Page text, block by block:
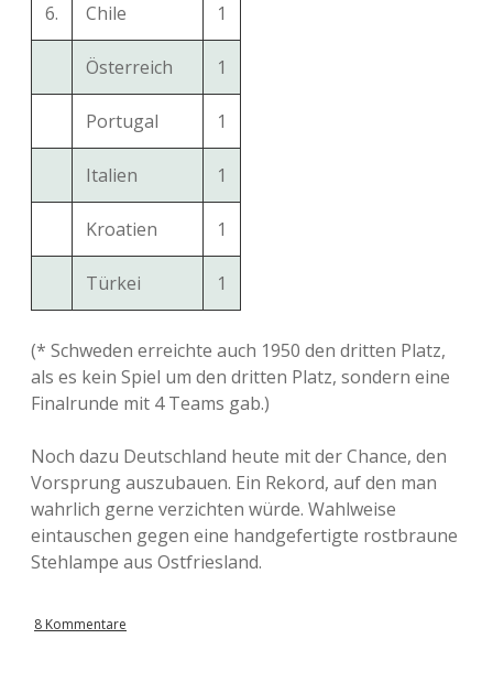
6. Chile 1
Österreich 1
Portugal 1
Italien 1
Kroatien 1
Türkei 1
(* Schweden erreichte auch 1950 den dritten Platz,
als es kein Spiel um den dritten Platz, sondern eine
Finalrunde mit 4 Teams gab.)
Noch dazu Deutschland heute mit der Chance, den
Vorsprung auszubauen. Ein Rekord, auf den man
wahrlich gerne verzichten würde. Wahlweise
eintauschen gegen eine handgefertigte rostbraune
Stehlampe aus Ostfriesland.
8 Kommentare